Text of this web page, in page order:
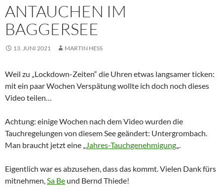
ANTAUCHEN IM
BAGGERSEE
13. JUNI 2021 MARTIN HESS
Weil zu „Lockdown-Zeiten“ die Uhren etwas langsamer ticken:
mit ein paar Wochen Verspätung wollte ich doch noch dieses
Video teilen…
Achtung: einige Wochen nach dem Video wurden die
Tauchregelungen von diesem See geändert: Untergrombach.
Man braucht jetzt eine „
Jahres-Tauchgenehmigung
Eigentlich war es abzusehen, dass das kommt. Vielen Dank fürs
mitnehmen, Sa Be und Bernd Thiede!